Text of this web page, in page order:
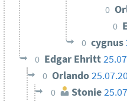
0
0
0 cygnus
0 Edgar Ehritt
0 Orlando
0 Stonie